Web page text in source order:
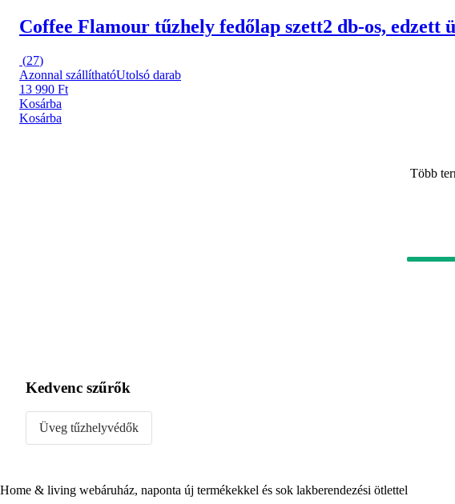
Coffee Flamour tűzhely fedőlap szett2 db-os, edzett
(27)
Azonnal szállíthatóUtolsó darab
13 990 Ft
Kosárba
Kosárba
Több
Kedvenc szűrők
Üveg tűzhelyvédők
Home & living webáruház, naponta új termékekkel és sok lakberendezési ötlettel